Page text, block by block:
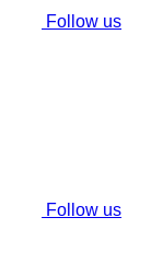
Follow us
Follow us